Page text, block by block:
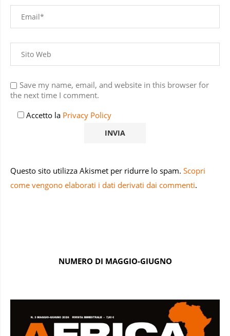
the next time I comment.
come vengono elaborati i dati derivati dai commenti.